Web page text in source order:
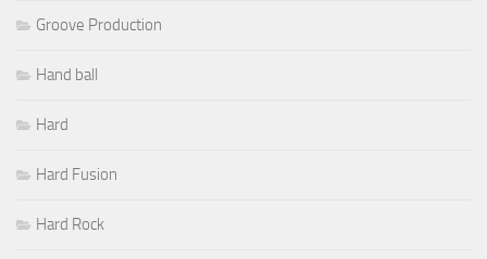
Groove Production
Hand ball
Hard
Hard Fusion
Hard Rock